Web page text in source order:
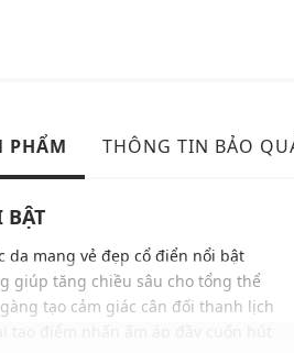
PHẨM THÔNG TIN BẢO
da mang vẻ đẹp cổ điển nổi bật
giúp tăng chiều sâu cho tổng thể
tạo cảm giác cân đối thanh lịch